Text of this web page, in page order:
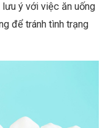
ý với việc ăn uống
để tránh tình trạng